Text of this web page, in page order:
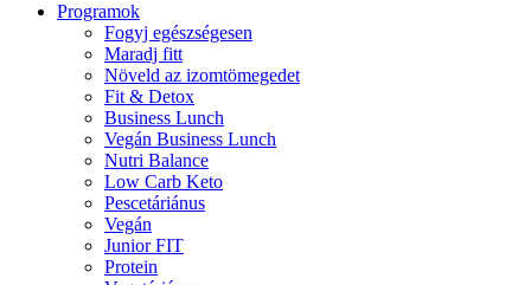
Programok
Fogyj egészségesen
Maradj fitt
Növeld az izomtömegedet
Fit & Detox
Business Lunch
Vegán Business Lunch
Nutri Balance
Low Carb Keto
Pescetáriánus
Vegán
Junior FIT
Protein